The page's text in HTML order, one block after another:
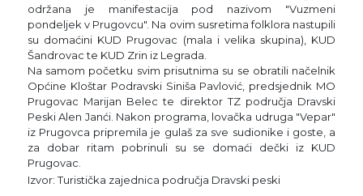
održana je manifestacija pod nazivom "Vuzmeni
pondeljek v Prugovcu". Na ovim susretima folklora nastupili
su domaćini KUD Prugovac (mala i velika skupina), KUD
Šandrovac te KUD Zrin iz Legrada.
Na samom početku svim prisutnima su se obratili načelnik
Općine Kloštar Podravski Siniša Pavlović, predsjednik MO
Prugovac Marijan Belec te direktor TZ područja Dravski
Peski Alen Janći. Nakon programa, lovačka udruga "Vepar"
iz Prugovca pripremila je gulaš za sve sudionike i goste, a
za dobar ritam pobrinuli su se domaći dečki iz KUD
Prugovac.
Izvor: Turistička zajednica područja Dravski peski